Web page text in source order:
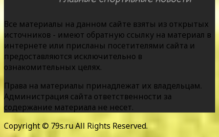
Все материалы на данном сайте взяты из открытых
источников - имеют обратную ссылку на материал в
интернете или присланы посетителями сайта и
предоставляются исключительно в
ознакомительных целях.
Права на материалы принадлежат их владельцам.
Администрация сайта ответственности за
содержание материала не несет.
Copyright © 79s.ru All Rights Reserved.